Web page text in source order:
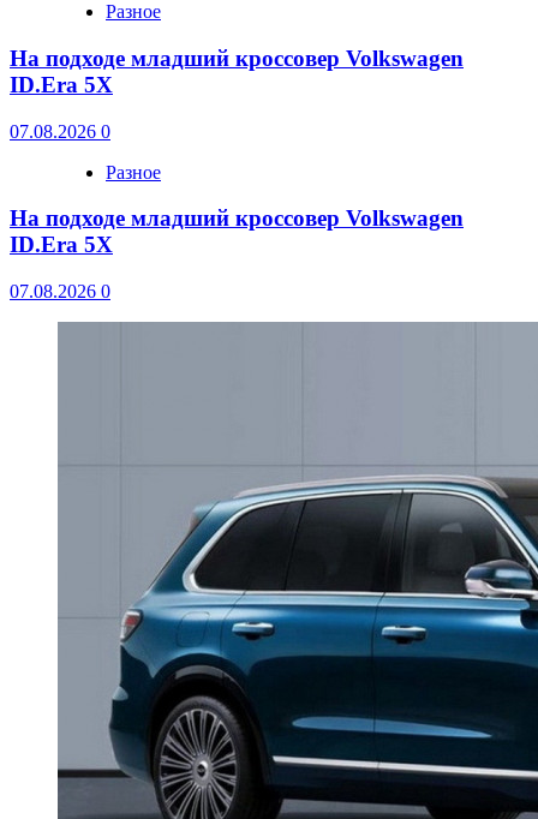
Разное
На подходе младший кроссовер Volkswagen
ID.Era 5X
07.08.2026 0
Разное
На подходе младший кроссовер Volkswagen
ID.Era 5X
07.08.2026 0